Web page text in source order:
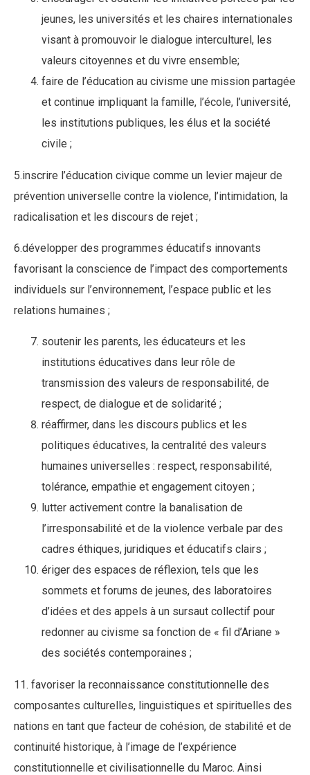
jeunes, les universités et les chaires internationales
visant à promouvoir le dialogue interculturel, les
valeurs citoyennes et du vivre ensemble;
faire de l’éducation au civisme une mission partagée
et continue impliquant la famille, l’école, l’université,
les institutions publiques, les élus et la société
civile ;
5.inscrire l’éducation civique comme un levier majeur de
prévention universelle contre la violence, l’intimidation, la
radicalisation et les discours de rejet ;
6.développer des programmes éducatifs innovants
favorisant la conscience de l’impact des comportements
individuels sur l’environnement, l’espace public et les
relations humaines ;
soutenir les parents, les éducateurs et les
institutions éducatives dans leur rôle de
transmission des valeurs de responsabilité, de
respect, de dialogue et de solidarité ;
réaffirmer, dans les discours publics et les
politiques éducatives, la centralité des valeurs
humaines universelles : respect, responsabilité,
tolérance, empathie et engagement citoyen ;
lutter activement contre la banalisation de
l’irresponsabilité et de la violence verbale par des
cadres éthiques, juridiques et éducatifs clairs ;
ériger des espaces de réflexion, tels que les
sommets et forums de jeunes, des laboratoires
d’idées et des appels à un sursaut collectif pour
redonner au civisme sa fonction de « fil d’Ariane »
des sociétés contemporaines ;
11. favoriser la reconnaissance constitutionnelle des
composantes culturelles, linguistiques et spirituelles des
nations en tant que facteur de cohésion, de stabilité et de
continuité historique, à l’image de l’expérience
constitutionnelle et civilisationnelle du Maroc. Ainsi